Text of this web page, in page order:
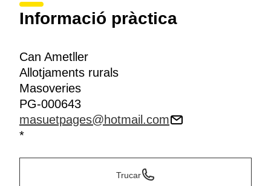
Informació pràctica
Can Ametller
Allotjaments rurals
Masoveries
PG-000643
masuetpages@hotmail.com
*
Trucar